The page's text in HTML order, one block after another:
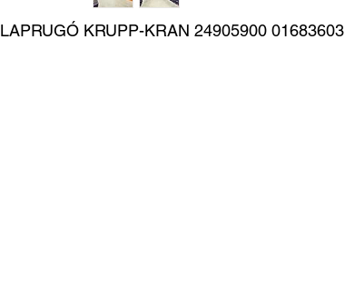
LAPRUGÓ KRUPP-KRAN 24905900 01683603